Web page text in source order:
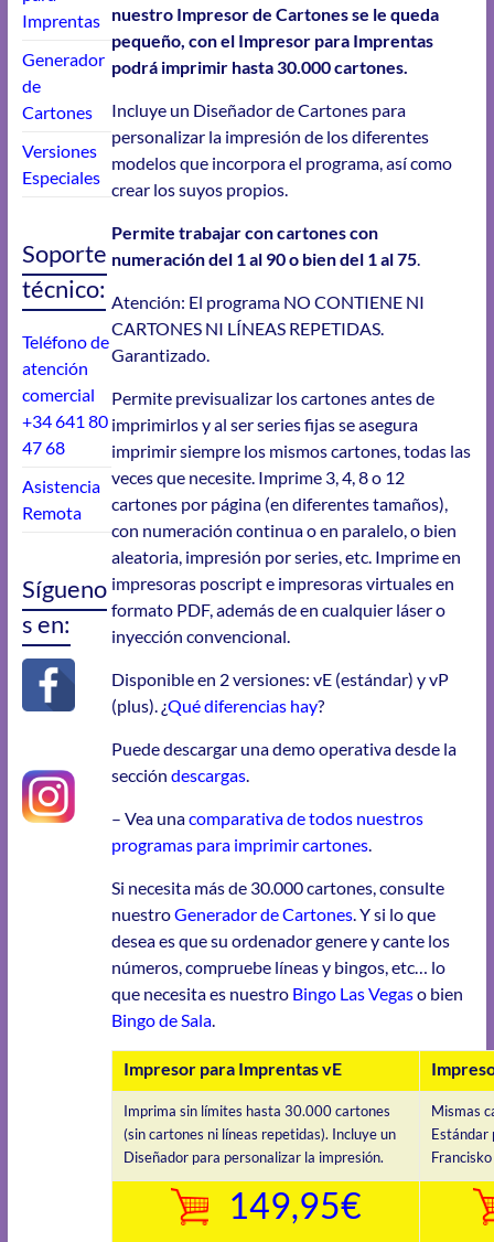
nuestro Impresor de Cartones se le queda
pequeño, con el Impresor para Imprentas
podrá imprimir hasta 30.000 cartones.
Incluye un Diseñador de Cartones para
personalizar la impresión de los diferentes
modelos que incorpora el programa, así como
crear los suyos propios.
Permite trabajar con cartones con
numeración del 1 al 90 o bien del 1 al 75.
Atención: El programa NO CONTIENE NI
CARTONES NI LÍNEAS REPETIDAS.
Garantizado.
Permite previsualizar los cartones antes de
imprimirlos y al ser series fijas se asegura
imprimir siempre los mismos cartones, todas las
veces que necesite. Imprime 3, 4, 8 o 12
cartones por página (en diferentes tamaños),
con numeración continua o en paralelo, o bien
aleatoria, impresión por series, etc. Imprime en
impresoras poscript e impresoras virtuales en
formato PDF, además de en cualquier láser o
inyección convencional.
Disponible en 2 versiones: vE (estándar) y vP
(plus). ¿Qué diferencias hay?
Puede descargar una demo operativa desde la
seccióndescargas.
– Vea unacomparativa de todos nuestros
programas para imprimir cartones.
Si necesita más de 30.000 cartones, consulte
nuestroGenerador de Cartones. Y si lo que
desea es que su ordenador genere y cante los
números, compruebe líneas y bingos, etc… lo
que necesita es nuestro Bingo Las Vegaso bien
Bingo de Sala.
149,95€
Impresor para Imprentas vE
Imprima sin límites hasta 30.000 cartones
(sin cartones ni líneas repetidas). Incluye un
Diseñador para personalizar la impresión.
Mismas
Estándar
Imprentas
Generador
de
Cartones
Versiones
Especiales
Soporte
técnico:
Teléfono de
atención
comercial
+34 641 80
47 68
Asistencia
Remota
Sígueno
s en: